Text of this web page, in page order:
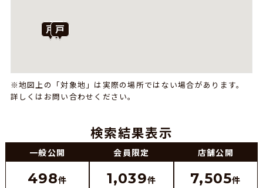
※地図上の「対象地」は実際の場所ではない場合があります。
詳しくはお問い合わせください。
検索結果表示
一般公開
498件
会員限定
1,039件
店舗公開
7,505件